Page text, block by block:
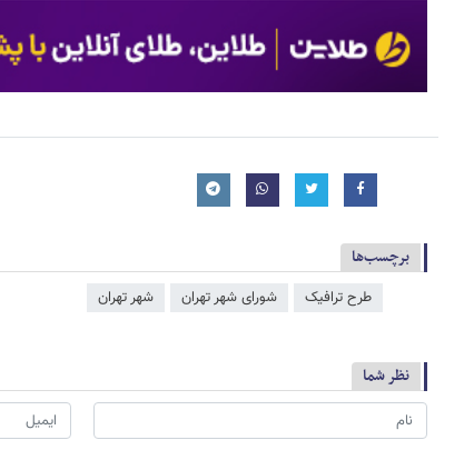
برچسب‌ها
طرح ترافیک شورای شهر تهران شهر تهران
نظر شما